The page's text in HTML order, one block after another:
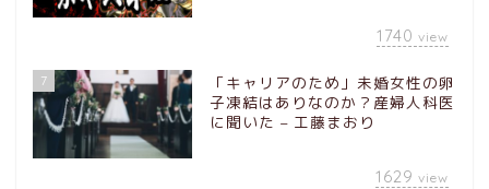
1740 view
7
「キャリアのため」未婚女性の卵
子凍結はありなのか？産婦人科医
に聞いた – 工藤まおり
1629 view